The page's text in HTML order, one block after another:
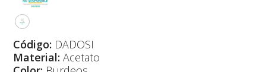
Código: DADOSI
Material: Acetato